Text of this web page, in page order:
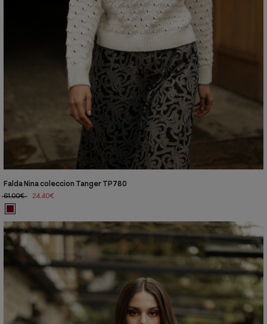
Falda Nina coleccion Tanger TP780
61,00€
24,40€